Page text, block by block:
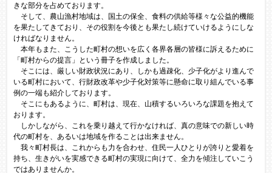
きな部分を占めております。
そして、農山漁村地域は、国土の保全、食料の供給等様々な公益的機能
を果たしてきており、その役割を今後とも果たし続けていけるようにしな
ければなりません。
本年もまた、こうした町村の想いを広く各界各層の皆様に訴えるために
「町村からの提言」という冊子を作成しました。
そこには、厳しい財政状況にあり、しかも過疎化、少子化がより進んで
いる町村において、行財政改革や少子化対策等に懸命に取り組んでいる事
例の一端も紹介しております。
そこにもあるように、町村は、現在、山積するいろいろな課題を抱えて
おります。
しかしながら、これを乗り越えて行かなければ、真の意味での新しい時
代の町村を、あるいは地域を作ることは出来ません。
我々町村長は、これからも力を合わせ、住民一人ひとりが誇りと愛着を
持ち、生きがいを実感できる町村の実現に向けて、全力を傾注していこう
ではありませんか。